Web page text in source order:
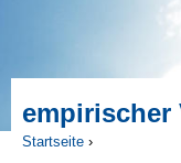
empirischer
Startseite ›